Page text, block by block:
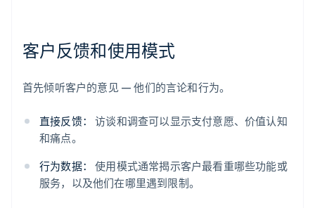
客户反馈和使用模式
首先倾听客户的意见 — 他们的言论和行为。
直接反馈：
访谈和调查可以显示支付意愿、价值认知
和痛点。
行为数据：
使用模式通常揭示客户最看重哪些功能或
服务，以及他们在哪里遇到限制。